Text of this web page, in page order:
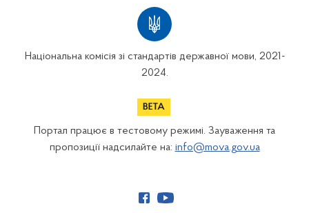
Національна комісія зі стандартів державної мови, 2021-
2024.
Портал працює в тестовому режимі. Зауваження та
пропозиції надсилайте на: info@mova.gov.ua